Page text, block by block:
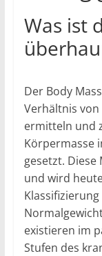
Was ist
Der Body
Verhältnis
ermitteln und
Körpermasse
gesetzt.
und wird
existieren im
Stufen des